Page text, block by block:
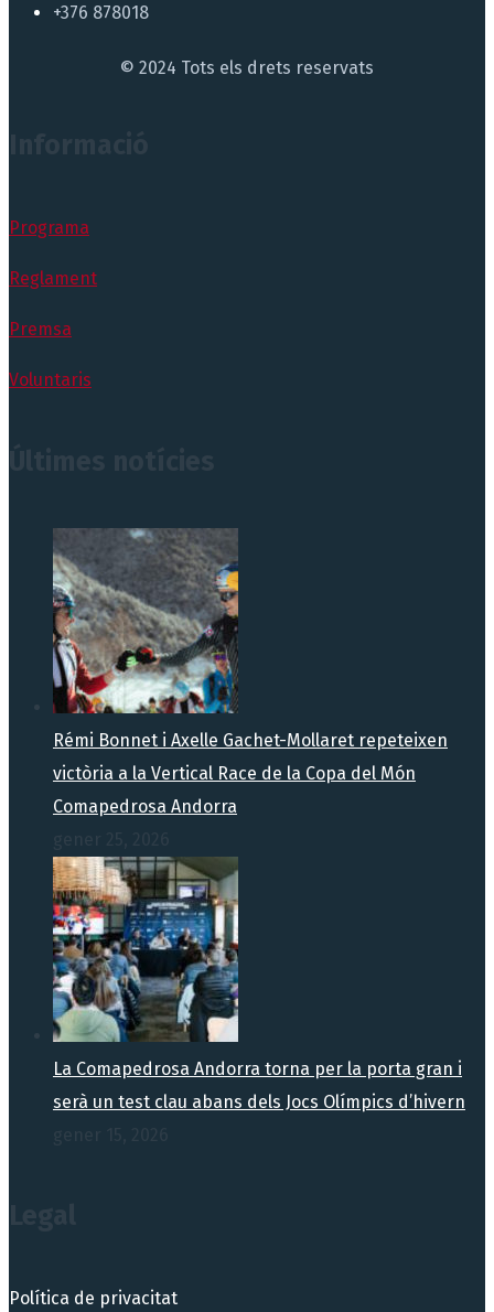
+376 878018
© 2024 Tots els drets reservats
Programa
Reglament
Premsa
Voluntaris
Rémi Bonnet i Axelle Gachet-Mollaret repeteixen
victòria a la Vertical Race de la Copa del Món
Comapedrosa Andorra
La Comapedrosa Andorra torna per la porta gran i
serà un test clau abans dels Jocs Olímpics d’hivern
Política de privacitat